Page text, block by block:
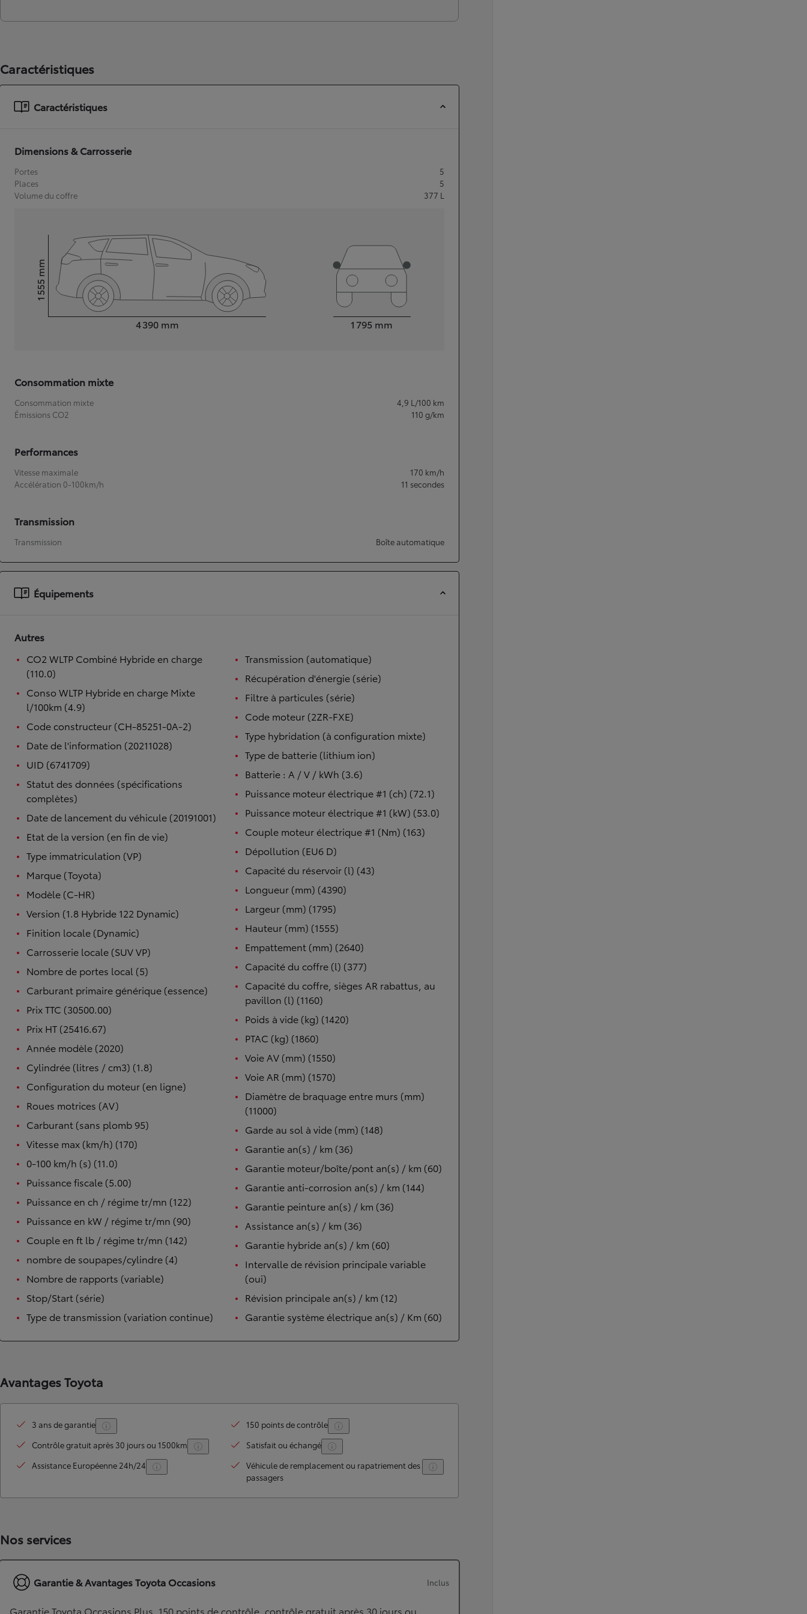
Nouvelle Yaris Cross
Disponible prochainement
HYBRIDE OU HYBRIDE RECHARGEABLE
Caractéristiques
Caractéristiques
Dimensions & Carrosserie
Portes
5
Places
5
Volume du coffre
377 L
4 390 mm
Hauteur1 555
mm
1 795 mm
Consommation mixte
Consommation mixte 4,9 L/100 km
Émissions CO2
110 g/km
Performances
Vitesse maximale 170 km/h
Accélération 0-100km/h
11 secondes
Transmission
Transmission Boîte automatique
Équipements
Autres
CO2 WLTP Combiné Hybride en charge
(110.0)
Conso WLTP Hybride en charge Mixte
l/100km (4.9)
Code constructeur (CH-85251-0A-2)
Date de l'information (20211028)
UID (6741709)
Statut des données (spécifications
complètes)
Date de lancement du véhicule (20191001)
Etat de la version (en fin de vie)
Type immatriculation (VP)
Marque (Toyota)
Modèle (C-HR)
Version (1.8 Hybride 122 Dynamic)
Finition locale (Dynamic)
Carrosserie locale (SUV VP)
Nombre de portes local (5)
Carburant primaire générique (essence)
Prix TTC (30500.00)
Prix HT (25416.67)
Année modèle (2020)
Cylindrée (litres / cm3) (1.8)
Configuration du moteur (en ligne)
Roues motrices (AV)
Carburant (sans plomb 95)
Vitesse max (km/h) (170)
0-100 km/h (s) (11.0)
Puissance fiscale (5.00)
Puissance en ch / régime tr/mn (122)
Puissance en kW / régime tr/mn (90)
Couple en ft lb / régime tr/mn (142)
nombre de soupapes/cylindre (4)
Nombre de rapports (variable)
Stop/Start (série)
Type de transmission (variation continue)
Transmission (automatique)
Récupération d'énergie (série)
Filtre à particules (série)
Code moteur (2ZR-FXE)
Type hybridation (à configuration mixte)
Type de batterie (lithium ion)
Batterie : A / V / kWh (3.6)
Puissance moteur électrique #1 (ch) (72.1)
Puissance moteur électrique #1 (kW) (53.0)
Couple moteur électrique #1 (Nm) (163)
Dépollution (EU6 D)
Capacité du réservoir (l) (43)
Longueur (mm) (4390)
Largeur (mm) (1795)
Hauteur (mm) (1555)
Empattement (mm) (2640)
Capacité du coffre (l) (377)
Capacité du coffre, sièges AR rabattus, au
pavillon (l) (1160)
Poids à vide (kg) (1420)
PTAC (kg) (1860)
Voie AV (mm) (1550)
Voie AR (mm) (1570)
Diamètre de braquage entre murs (mm)
(11000)
Garde au sol à vide (mm) (148)
Garantie an(s) / km (36)
Garantie moteur/boîte/pont an(s) / km (60)
Garantie anti-corrosion an(s) / km (144)
Garantie peinture an(s) / km (36)
Assistance an(s) / km (36)
Garantie hybride an(s) / km (60)
Intervalle de révision principale variable
(oui)
Révision principale an(s) / km (12)
Garantie système électrique an(s) / Km (60)
Avantages Toyota
3 ans de garantie
150 points de contrôle
Contrôle gratuit après 30 jours ou 1500km
Satisfait ou échangé
Assistance Européenne 24h/24
Véhicule de remplacement ou rapatriement des
passagers
Nos services
Garantie & Avantages Toyota Occasions Inclus
Garantie Toyota Occasions Plus, 150 points de contrôle, contrôle gratuit après 30 jours ou